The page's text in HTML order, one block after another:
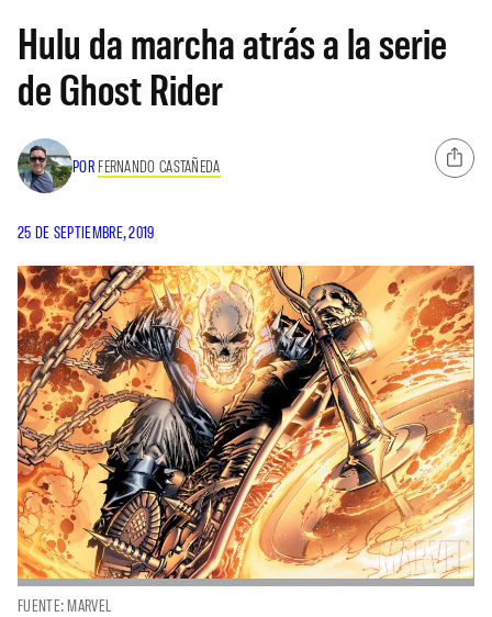
Hulu da marcha atrás a la serie
de Ghost Rider
POR FERNANDO CASTAÑEDA
25 DE SEPTIEMBRE, 2019
FUENTE: MARVEL